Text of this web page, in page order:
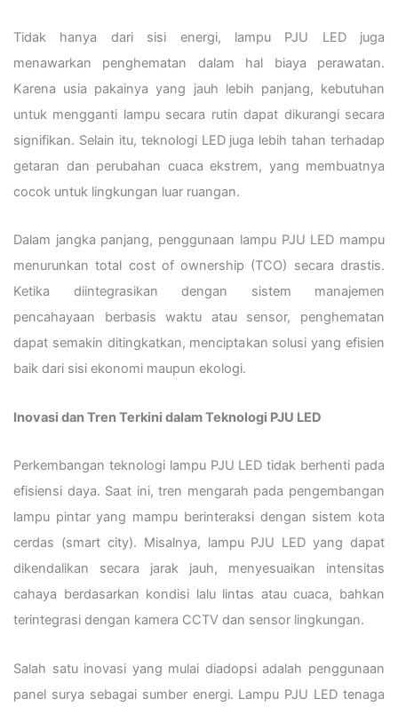
Tidak hanya dari sisi energi, lampu PJU LED juga
menawarkan penghematan dalam hal biaya perawatan.
Karena usia pakainya yang jauh lebih panjang, kebutuhan
untuk mengganti lampu secara rutin dapat dikurangi secara
signifikan. Selain itu, teknologi LED juga lebih tahan terhadap
getaran dan perubahan cuaca ekstrem, yang membuatnya
cocok untuk lingkungan luar ruangan.
Dalam jangka panjang, penggunaan lampu PJU LED mampu
menurunkan total cost of ownership (TCO) secara drastis.
Ketika diintegrasikan dengan sistem manajemen
pencahayaan berbasis waktu atau sensor, penghematan
dapat semakin ditingkatkan, menciptakan solusi yang efisien
baik dari sisi ekonomi maupun ekologi.
Inovasi dan Tren Terkini dalam Teknologi PJU LED
Perkembangan teknologi lampu PJU LED tidak berhenti pada
efisiensi daya. Saat ini, tren mengarah pada pengembangan
lampu pintar yang mampu berinteraksi dengan sistem kota
cerdas (smart city). Misalnya, lampu PJU LED yang dapat
dikendalikan secara jarak jauh, menyesuaikan intensitas
cahaya berdasarkan kondisi lalu lintas atau cuaca, bahkan
terintegrasi dengan kamera CCTV dan sensor lingkungan.
Salah satu inovasi yang mulai diadopsi adalah penggunaan
panel surya sebagai sumber energi. Lampu PJU LED tenaga